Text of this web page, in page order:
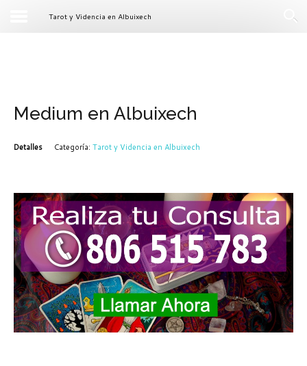
Tarot y Videncia en Albuixech
Medium en Albuixech
Detalles Categoría: Tarot y Videncia en Albuixech